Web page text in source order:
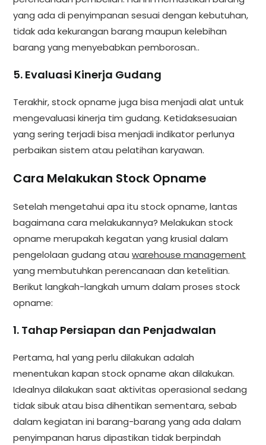
yang ada di penyimpanan sesuai dengan kebutuhan,
tidak ada kekurangan barang maupun kelebihan
barang yang menyebabkan pemborosan..
5. Evaluasi Kinerja Gudang
Terakhir, stock opname juga bisa menjadi alat untuk
mengevaluasi kinerja tim gudang. Ketidaksesuaian
yang sering terjadi bisa menjadi indikator perlunya
perbaikan sistem atau pelatihan karyawan.
Cara Melakukan Stock Opname
Setelah mengetahui apa itu stock opname, lantas
bagaimana cara melakukannya? Melakukan stock
opname merupakah kegatan yang krusial dalam
pengelolaan gudang atauwarehouse management
yang membutuhkan perencanaan dan ketelitian.
Berikut langkah-langkah umum dalam proses stock
opname:
1. Tahap Persiapan dan Penjadwalan
Pertama, hal yang perlu dilakukan adalah
menentukan kapan stock opname akan dilakukan.
Idealnya dilakukan saat aktivitas operasional sedang
tidak sibuk atau bisa dihentikan sementara, sebab
dalam kegiatan ini barang-barang yang ada dalam
penyimpanan harus dipastikan tidak berpindah